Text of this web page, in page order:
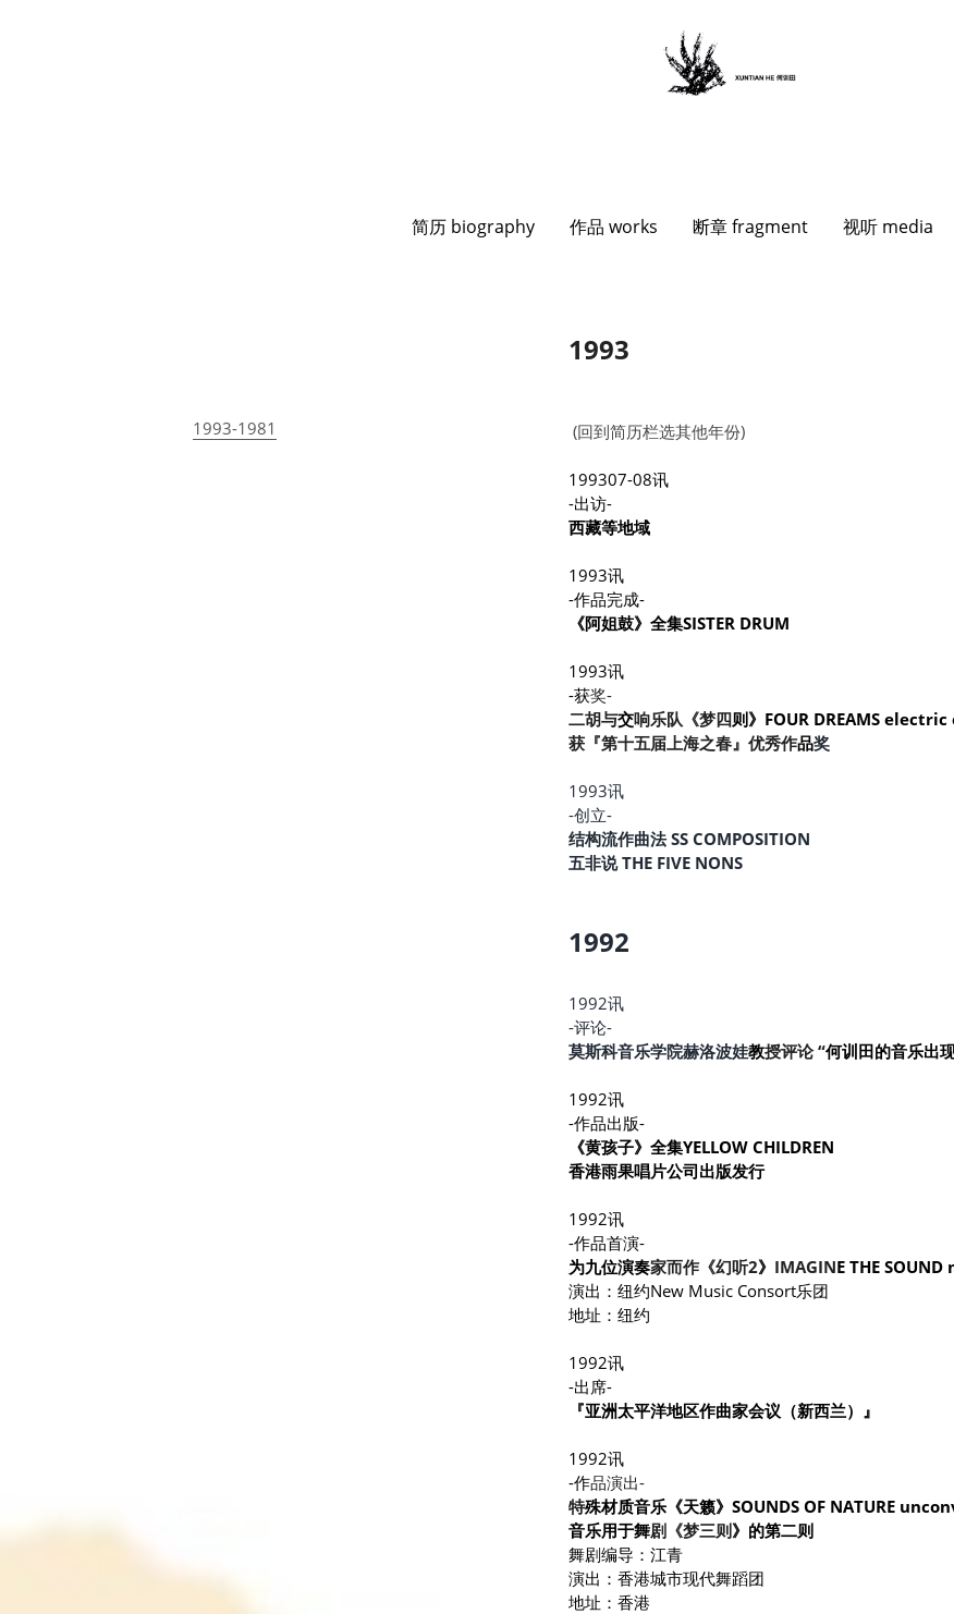
简历 biography 作品 works 断章 fragment 视听 media
简历 biography 作品 works 断章 fragment 视听 media
1993-1981
1993
(回到简历栏选其他年份)
199307-08讯
-出访-
西藏等地域
1993讯
-作品完成-
《阿姐鼓》全集SISTER DRUM
1993讯
-获奖-
二胡与交响乐队《梦四则》FOUR DREAMS
获『第十五届上海之春』优秀作品奖
1993讯
-创立-
结构流作曲法 SS COMPOSITION
五非说 THE FIVE NONS
1992
1992讯
-评论-
莫斯科音乐学院赫洛波娃教授评论 “何训田的音乐出
1992讯
-作品出版-
《黄孩子》全集YELLOW CHILDREN
香港雨果唱片公司出版发行
1992讯
-作品首演-
为九位演奏家而作《幻听2》 IMAGINE THE
演出：纽约New Music Consort乐团
地址：纽约
1992讯
-出席-
『亚洲太平洋地区作曲家会议（新西兰）』
1992讯
-作品演出-
特殊材质音乐《天籁》SOUNDS OF NATURE
音乐用于舞剧《梦三则》的第二则
舞剧编导：江青
演出：香港城市现代舞蹈团
地址：香港